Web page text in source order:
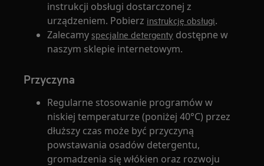
instrukcji obsługi dostarczonej z
urządzeniem. Pobierz instrukcję obsługi.
Zalecamyspecjalne detergenty dostępne w
naszym sklepie internetowym.
Przyczyna
Regularne stosowanie programów w
niskiej temperaturze (poniżej 40°C) przez
dłuższy czas może być przyczyną
powstawania osadów detergentu,
gromadzenia się włókien oraz rozwoju